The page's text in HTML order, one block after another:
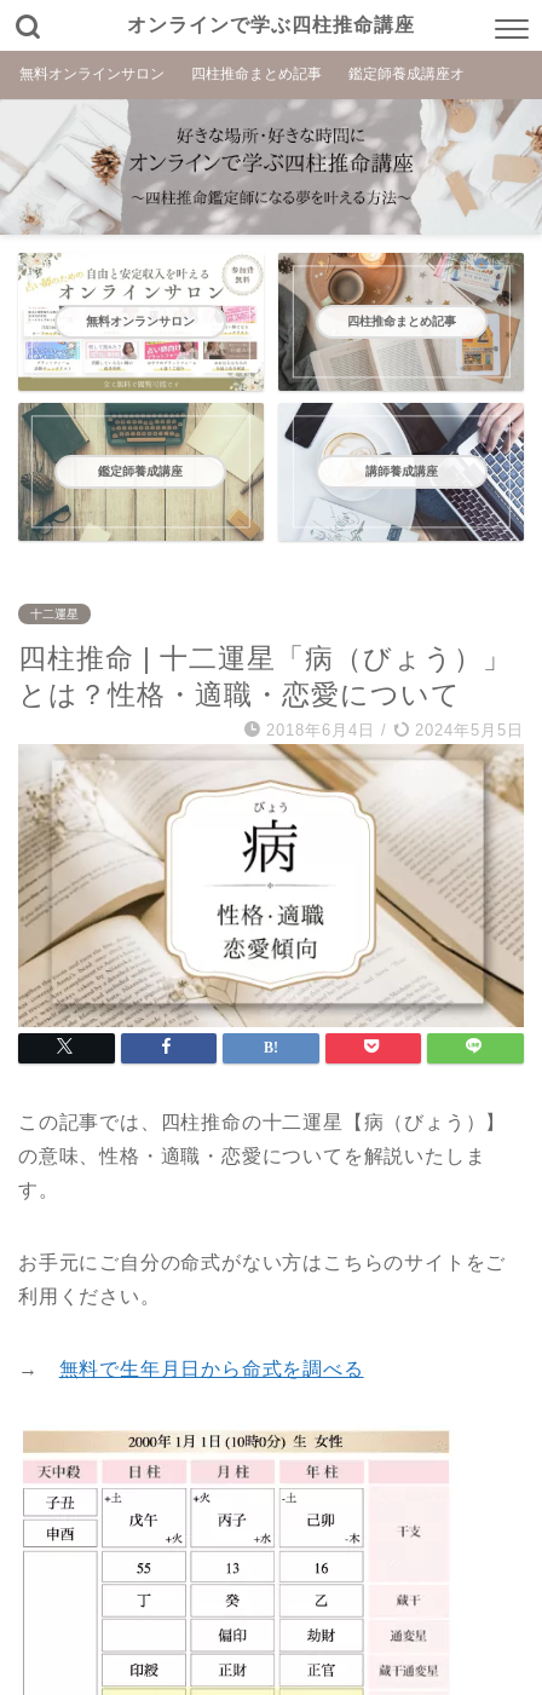
オンラインで学ぶ四柱推命講座
無料オンラインサロン 四柱推命まとめ記事 鑑定師養成講座オ
無料オンランサロン 四柱推命まとめ記事
鑑定師養成講座 講師養成講座
十二運星
四柱推命 | 十二運星「病（びょう）」
とは？性格・適職・恋愛について
2018年6月4日 / 2024年5月5日
この記事では、四柱推命の十二運星【病（びょう）】
の意味、性格・適職・恋愛についてを解説いたしま
す。
お手元にご自分の命式がない方はこちらのサイトをご
利用ください。
→ 無料で生年月日から命式を調べる